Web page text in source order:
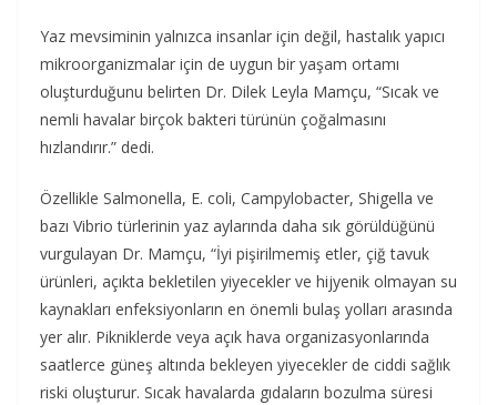
Yaz mevsiminin yalnızca insanlar için değil, hastalık yapıcı
mikroorganizmalar için de uygun bir yaşam ortamı
oluşturduğunu belirten Dr. Dilek Leyla Mamçu, “Sıcak ve
nemli havalar birçok bakteri türünün çoğalmasını
hızlandırır.” dedi.
Özellikle Salmonella, E. coli, Campylobacter, Shigella ve
bazı Vibrio türlerinin yaz aylarında daha sık görüldüğünü
vurgulayan Dr. Mamçu, “İyi pişirilmemiş etler, çiğ tavuk
ürünleri, açıkta bekletilen yiyecekler ve hijyenik olmayan su
kaynakları enfeksiyonların en önemli bulaş yolları arasında
yer alır. Pikniklerde veya açık hava organizasyonlarında
saatlerce güneş altında bekleyen yiyecekler de ciddi sağlık
riski oluşturur. Sıcak havalarda gıdaların bozulma süresi